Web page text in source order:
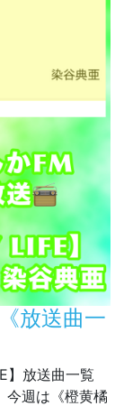
放送曲一
】放送曲一覧
週は《橙黄橘